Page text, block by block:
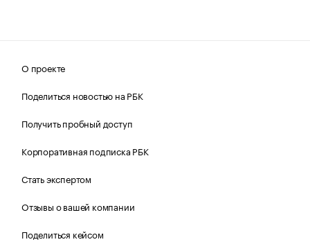
О проекте
Поделиться новостью на РБК
Получить пробный доступ
Корпоративная подписка РБК
Стать экспертом
Отзывы о вашей компании
Поделиться кейсом